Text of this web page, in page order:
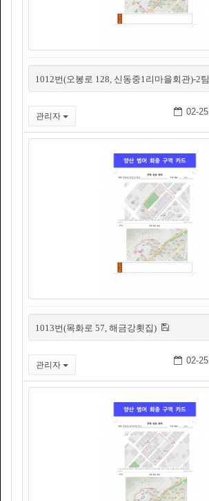
1012번(오봉로 128, 신동중1리마을회관)-2팀
관리자 02-25
1013번(목화로 57, 해금강횟집)
관리자 02-25